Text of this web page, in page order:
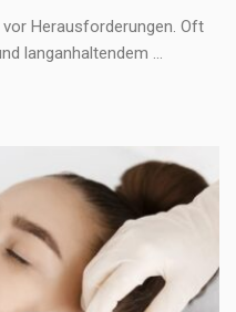
Herausforderungen. Oft
langanhaltendem ...